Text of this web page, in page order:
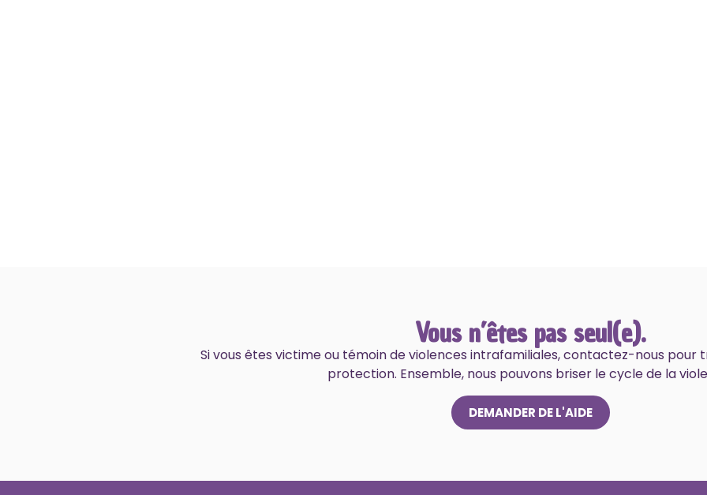
Vous n’êtes pas seul(e).
Si vous êtes victime ou témoin de violences intrafamiliales, contactez-nous pour
protection. Ensemble, nous pouvons briser le cycle de la
DEMANDER DE L'AIDE